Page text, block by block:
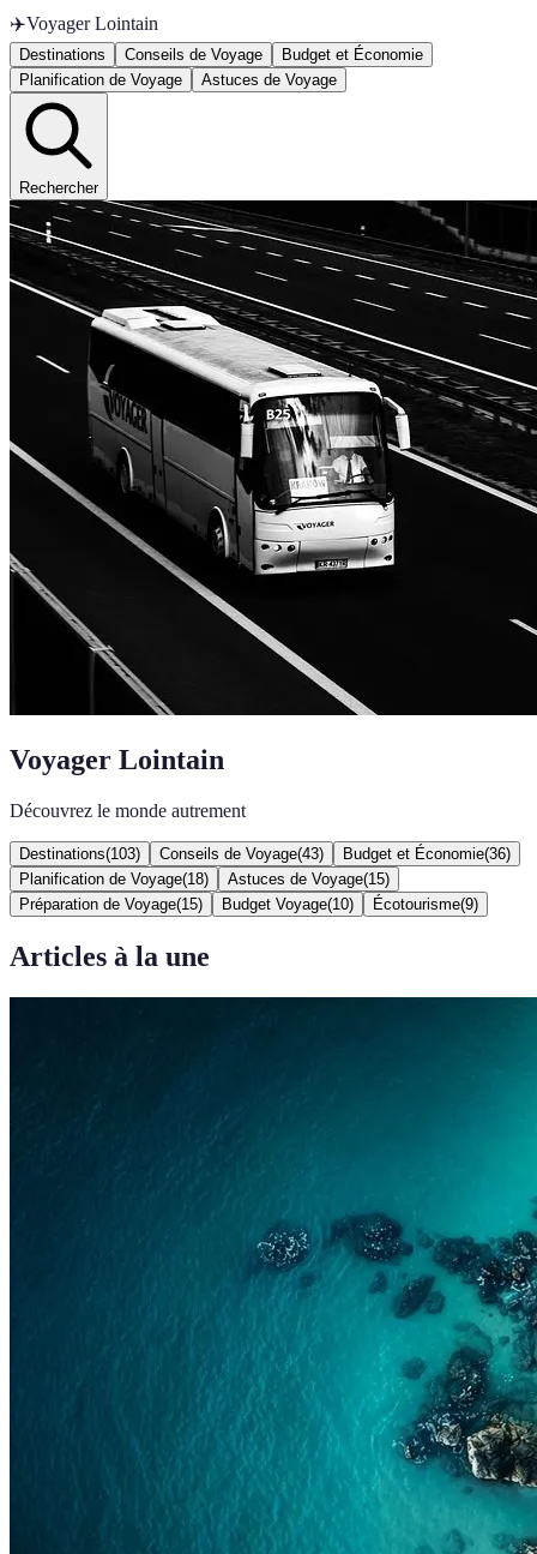
✈️Voyager Lointain
Destinations Conseils de Voyage
Budget et Économie
Planification de Voyage
Astuces de Voyage
Rechercher
Voyager Lointain
Découvrez le monde autrement
Destinations(103) Conseils de Voyage(43) Budget et Économie(36)
Planification de Voyage(18) Astuces de Voyage(15)
Préparation de Voyage(15) Budget Voyage(10) Écotourisme(9)
Articles à la une